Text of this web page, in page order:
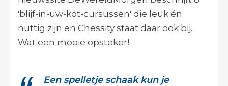
'blijf-in-uw-kot-cursussen' die leuk én
nuttig zijn en Chessity staat daar ook bij.
Wat een mooie opsteker!
Een spelletje schaak kun je